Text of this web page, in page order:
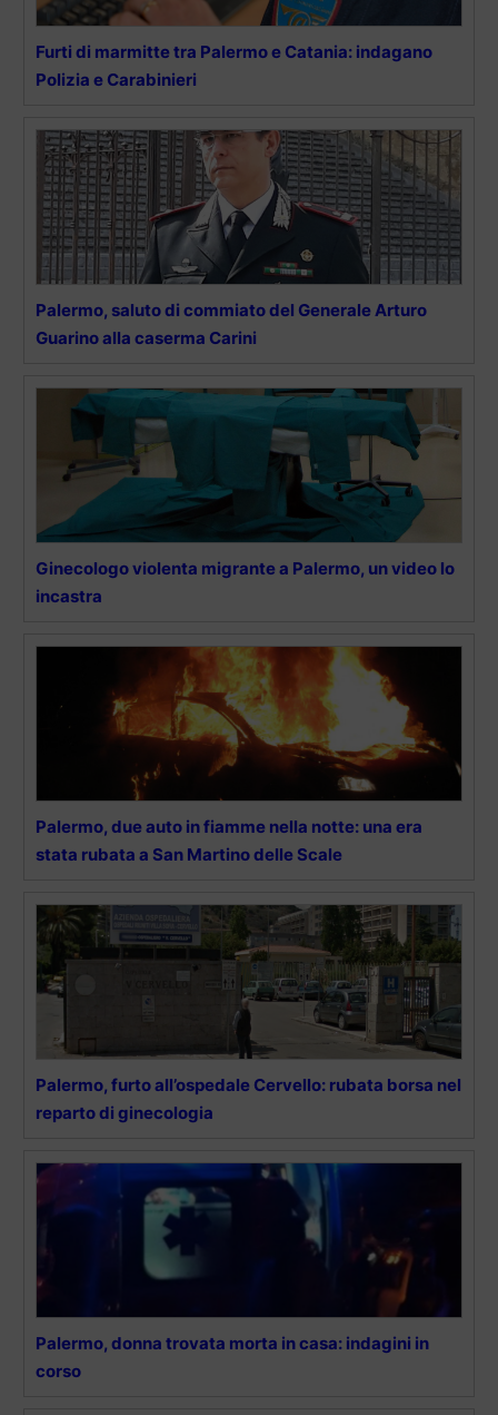
Furti di marmitte tra Palermo e Catania: indagano
Polizia e Carabinieri
Palermo, saluto di commiato del Generale Arturo
Guarino alla caserma Carini
Ginecologo violenta migrante a Palermo, un video lo
incastra
Palermo, due auto in fiamme nella notte: una era
stata rubata a San Martino delle Scale
Palermo, furto all’ospedale Cervello: rubata borsa nel
reparto di ginecologia
Palermo, donna trovata morta in casa: indagini in
corso